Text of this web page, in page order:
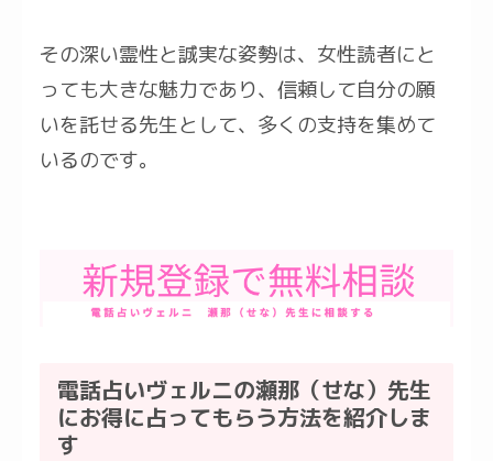
その深い霊性と誠実な姿勢は、女性読者にと
っても大きな魅力であり、信頼して自分の願
いを託せる先生として、多くの支持を集めて
いるのです。
電話占いヴェルニの瀬那（せな）先生
にお得に占ってもらう方法を紹介しま
す